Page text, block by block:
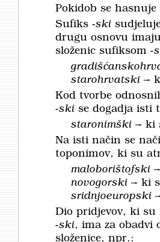
Pokidob se
Sufiks -ski
drugu osnovu
složenic sufiksom -
starohrvatski→
Kod tvorbe
-ski se dogadja isti
staronimški→ ki
Na isti način se
toponimov, ki su
maloborištofski
novogorski→ ki
sridnjoeuropski
Dio pridjevov, ki su
-ski, ima za obadvi
složenice, npr.: